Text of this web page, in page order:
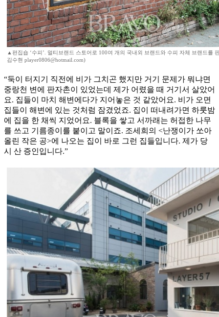
▲편집숍 ‘수피’. 멀티브랜드 스토어로 100여 개의 국내외 브랜드와 수피 자체 브랜드를
김수현 player0806@hotmail.com)
“둑이 터지기 직전에 비가 그치곤 했지만 거기 문제가 뭐냐면
중랑천 변에 판자촌이 있었는데 제가 어렸을 때 거기서 살았어
요. 집들이 마치 해변에다가 지어놓은 것 같았어요. 비가 오면
집들이 해변에 있는 것처럼 잠겼었죠. 집이 떠내려가면 하룻밤
에 집을 한 채씩 지었어요. 블록을 쌓고 서까래는 허접한 나무
를 쓰고 기름종이를 붙이고 말이죠. 조세희의 <난쟁이가 쏘아
올린 작은 공>에 나오는 집이 바로 그런 집들입니다. 제가 당
시 산 증인입니다.”